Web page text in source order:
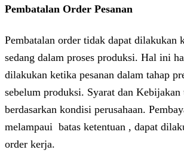
Pembatalan Order Pesanan
Pembatalan order tidak dapat dilakukan
sedang dalam proses produksi. Hal ini
dilakukan ketika pesanan dalam tahap
sebelum produksi. Syarat dan Kebijakan
berdasarkan kondisi perusahaan.
melampaui batas ketentuan , dapat
order kerja.